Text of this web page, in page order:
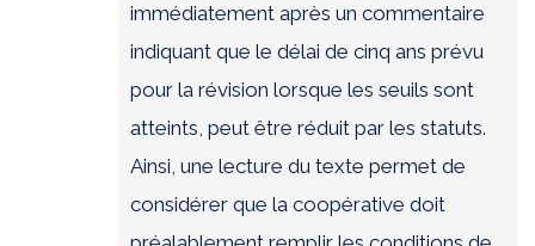
immédiatement après un commentaire
indiquant que le délai de cinq ans prévu
pour la révision lorsque les seuils sont
atteints, peut être réduit par les statuts.
Ainsi, une lecture du texte permet de
considérer que la coopérative doit